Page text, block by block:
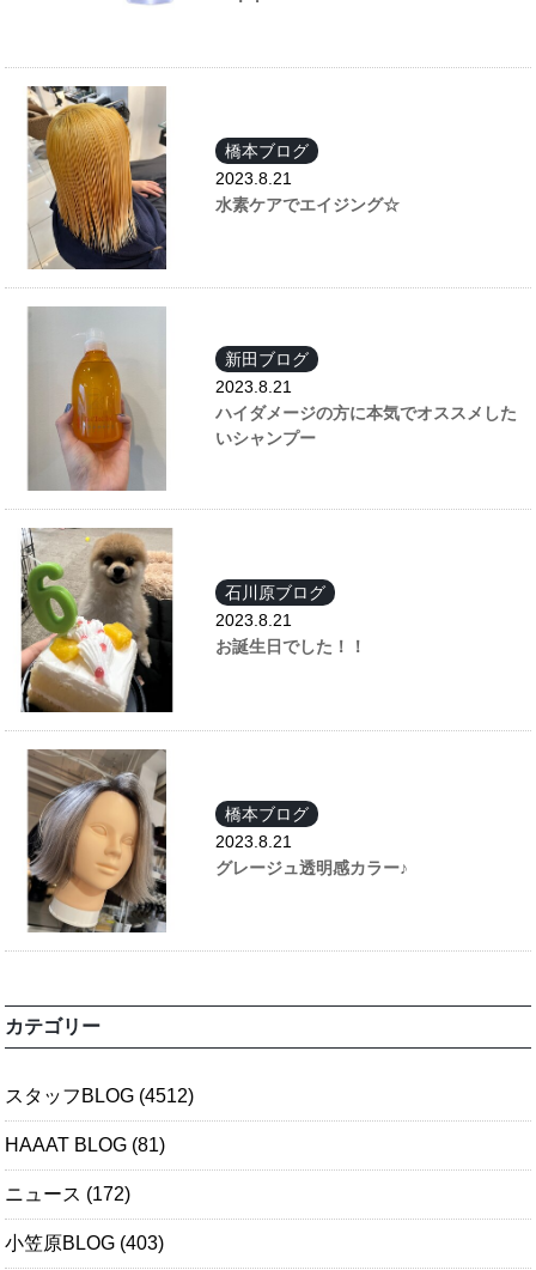
橋本ブログ
2023.8.21
水素ケアでエイジング☆
新田ブログ
2023.8.21
ハイダメージの方に本気でオススメした
いシャンプー
石川原ブログ
2023.8.21
お誕生日でした！！
橋本ブログ
2023.8.21
グレージュ透明感カラー♪
カテゴリー
スタッフBLOG (4512)
HAAAT BLOG (81)
ニュース (172)
小笠原BLOG (403)